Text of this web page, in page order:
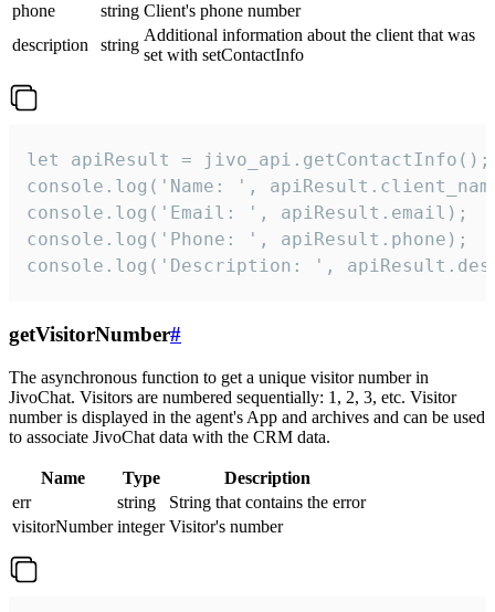
phone
string Client's phone number
description
string
Additional information about the client that was
set with setContactInfo
let apiResult = jivo_api.getContactInfo();
console.log('Name: ',
console.log('Email: ', apiResult.email);
console.log('Phone: ', apiResult.phone);
console.log('Description: ',
getVisitorNumber#
The asynchronous function to get a unique visitor number in
JivoChat. Visitors are numbered sequentially: 1, 2, 3, etc. Visitor
number is displayed in the agent's App and archives and can be used
to associate JivoChat data with the CRM data.
Name Type
Description
err
string
String that contains the error
visitorNumber integer Visitor's number